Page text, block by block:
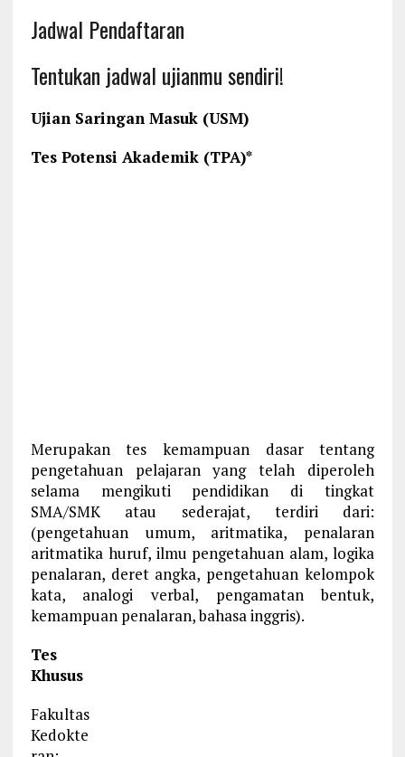
Jadwal Pendaftaran
Tentukan jadwal ujianmu sendiri!
Ujian Saringan Masuk (USM)
Tes Potensi Akademik (TPA)*
Merupakan tes kemampuan dasar tentang
pengetahuan pelajaran yang telah diperoleh
selama mengikuti pendidikan di tingkat
SMA/SMK atau sederajat, terdiri dari:
(pengetahuan umum, aritmatika, penalaran
aritmatika huruf, ilmu pengetahuan alam, logika
penalaran, deret angka, pengetahuan kelompok
kata, analogi verbal, pengamatan bentuk,
kemampuan penalaran, bahasa inggris).
Tes
Khusus
Fakultas
Kedokte